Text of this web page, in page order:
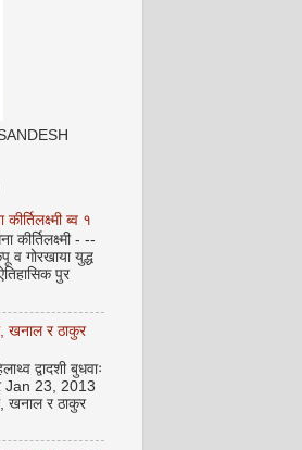
ब्व १
कीर्तिलक्ष्मी - --
व गोरखाया युद्ध
पुर
खनाल र ठाकुर
द्वादशी बुधवाः
Jan 23, 2013
खनाल र ठाकुर